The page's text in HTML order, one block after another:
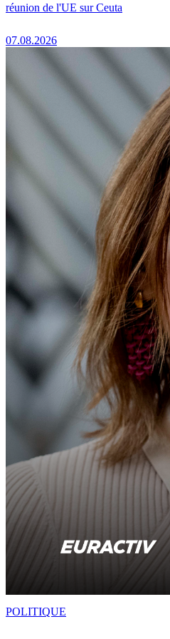
réunion de l'UE sur Ceuta
07.08.2026
POLITIQUE